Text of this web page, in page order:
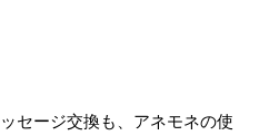
セージ交換も、アネモネの使